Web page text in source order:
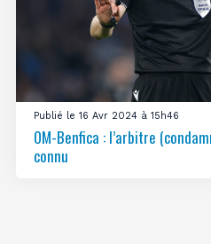
Publié le 16 Avr 2024 à 15h46
OM-Benfica : l’arbitre
connu